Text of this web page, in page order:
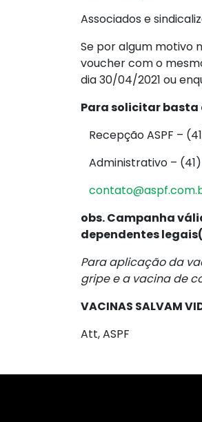
Associados e
Se por algum motivo
voucher com o
dia 30/04/2021 ou
Para solicitar
Recepção ASPF –
Administrativo –
obs. Campanha
dependentes
Para aplicação da
gripe e a vacina de
VACINAS SALVAM
Att, ASPF